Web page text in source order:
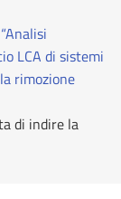
LCA di sistemi
rimozione
di indire la